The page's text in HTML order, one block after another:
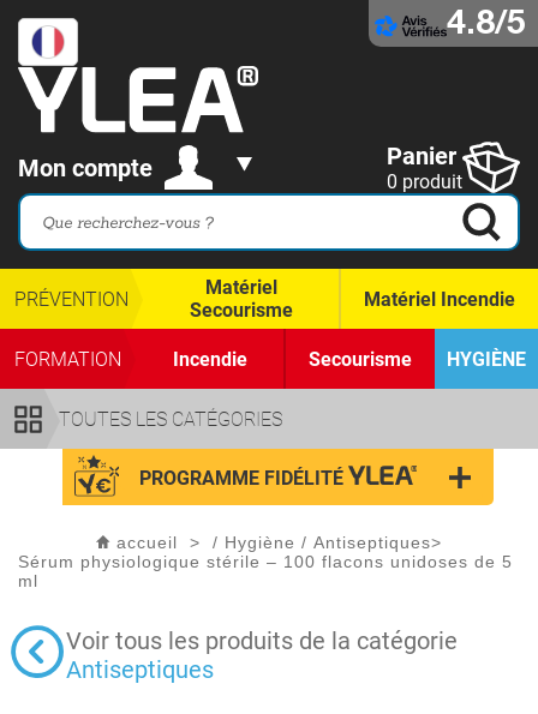
4.8/5
Mon compte Panier
0 produit
TOUTES LES CATÉGORIES
PRÉVENTION
Matériel
Secourisme
Matériel Incendie
FORMATION Incendie Secourisme HYGIÈNE
PROGRAMME FIDÉLITÉ
accueil > / Hygiène /Antiseptiques>
Sérum physiologique stérile – 100 flacons unidoses de 5
ml
Voir tous les produits de la catégorie
Antiseptiques